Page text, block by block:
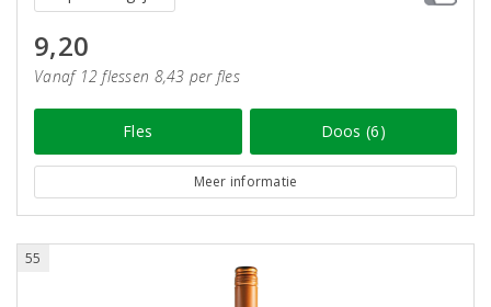
9,20
Vanaf 12 flessen 8,43 per fles
Fles Doos (6)
Meer informatie
55